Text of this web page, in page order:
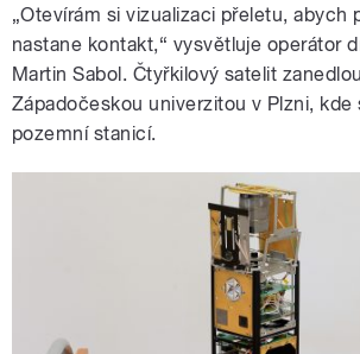
„Otevírám si vizualizaci přeletu, abych
nastane kontakt,“ vysvětluje operátor
Martin Sabol. Čtyřkilový satelit
Západočeskou univerzitou v Plzni, kde
pozemní stanicí.